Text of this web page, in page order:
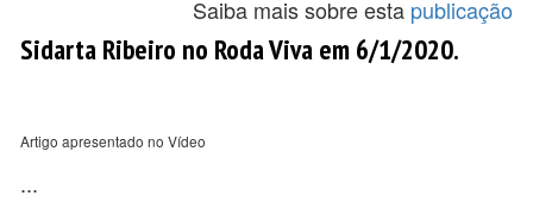
Saiba mais sobre esta publicação
Sidarta Ribeiro no Roda Viva em 6/1/2020.
Artigo apresentado no Vídeo
...